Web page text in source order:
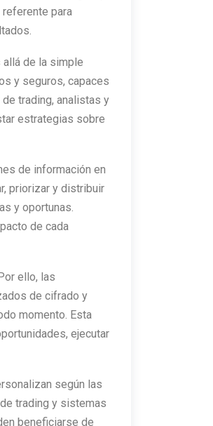
para
de la simple
y seguros, capaces
trading, analistas y
estrategias sobre
de información en
priorizar y distribuir
y oportunas.
de cada
ello, las
de cifrado y
momento. Esta
ejecutar
según las
trading y sistemas
beneficiarse de